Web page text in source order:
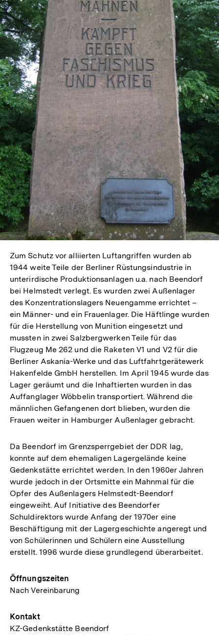
Zum Schutz vor alliierten Luftangriffen wurden ab
1944 weite Teile der Berliner Rüstungsindustrie in
unterirdische Produktionsanlagen u.a. nach Beendorf
bei Helmstedt verlegt. Es wurden zwei Außenlager
des Konzentrationslagers Neuengamme errichtet –
ein Männer- und ein Frauenlager. Die Häftlinge wurden
für die Herstellung von Munition eingesetzt und
mussten in zwei Salzbergwerken Teile für das
Flugzeug Me 262 und die Raketen V1 und V2 für die
Berliner Askania-Werke und das Luftfahrtgerätewerk
Hakenfelde GmbH herstellen. Im April 1945 wurde das
Lager geräumt und die Inhaftierten wurden in das
Auffanglager Wöbbelin transportiert. Während die
männlichen Gefangenen dort blieben, wurden die
Frauen weiter in Hamburger Außenlager gebracht.
Da Beendorf im Grenzsperrgebiet der DDR lag,
konnte auf dem ehemaligen Lagergelände keine
Gedenkstätte errichtet werden. In den 1960er Jahren
wurde jedoch in der Ortsmitte ein Mahnmal für die
Opfer des Außenlagers Helmstedt-Beendorf
eingeweiht. Auf Initiative des Beendorfer
Schuldirektors wurde Anfang der 1970er eine
Beschäftigung mit der Lagergeschichte angeregt und
von Schülerinnen und Schülern eine Ausstellung
erstellt. 1996 wurde diese grundlegend überarbeitet.
Öffnungszeiten
Nach Vereinbarung
Kontakt
KZ-Gedenkstätte Beendorf